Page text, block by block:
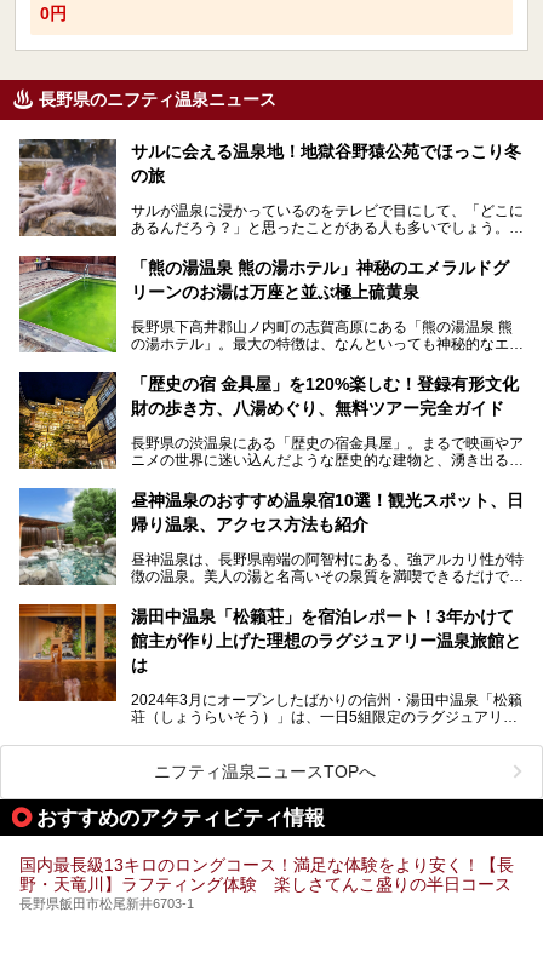
0円
長野県のニフティ温泉ニュース
サルに会える温泉地！地獄谷野猿公苑でほっこり冬
の旅
サルが温泉に浸かっているのをテレビで目にして、「どこに
あるんだろう？」と思ったことがある人も多いでしょう。
この微笑ましい光景は、長野県にある「地獄谷野猿公苑」で
見られるもので、野生のサルが雪景色の中で温泉に浸かる姿
を間近で観察できます。
本記事では、地獄谷野猿公苑の魅力や見どころ、サルと温泉
との関係性、地獄谷周辺の観光スポットについて紹介しま
ので、野生のサルを観察する貴重な自然体験と温泉をあわせ
て楽しみたい人は、ぜひ参考にしてください。
「熊の湯温泉 熊の湯ホテル」神秘のエメラルドグ
リーンのお湯は万座と並ぶ極上硫黄泉
長野県下高井郡山ノ内町の志賀高原にある「熊の湯温泉 熊
の湯ホテル」。最大の特徴は、なんといっても神秘的なエメ
リピートするファンも多い温泉です。冬はスキーと一緒に楽
しみたい極上の温泉を紹介します。
「歴史の宿 金具屋」を120%楽しむ！登録有形文化
財の歩き方、八湯めぐり、無料ツアー完全ガイド
長野県の渋温泉にある「歴史の宿金具屋」。まるで映画やア
ニメの世界に迷い込んだような歴史的な建物と、湧き出る温
を隅々まで楽しみたいですよね。この記事では、金具屋での
滞在を最高の思い出にするための「楽しみ方」を徹底的にご
紹介します！
昼神温泉のおすすめ温泉宿10選！観光スポット、日
帰り温泉、アクセス方法も紹介
昼神温泉は、長野県南端の阿智村にある、強アルカリ性が特
徴の温泉。美人の湯と名高いその泉質を満喫できるだけでな
昼神温泉では、朝市などの観光スポットや、信州名物のおや
きを楽しめるグルメスポットなど、観光を楽しむにはぴった
りの場所が豊富にあります。
この記事では、昼神温泉での滞在を充実させる宿泊施設や日
帰り温泉、見どころ満載の観光・グルメスポットに加え、ア
クセス方法も順に紹介します。
湯田中温泉「松籟荘」を宿泊レポート！3年かけて
館主が作り上げた理想のラグジュアリー温泉旅館と
は
2024年3月にオープンしたばかりの信州・湯田中温泉「松籟
荘（しょうらいそう）」は、一日5組限定のラグジュアリー
ライベートに楽しめる非日常感が味わえます。また宿泊者は
道向かいの「よろづや」の大浴場「桃山風呂」や共同浴場の
「湯田中大湯」も利用ができます。
極上のお湯に浸り上質なお料理に舌鼓、特別な日に泊まりた
い湯田中温泉「松籟荘」を、実際に宿泊した目線で紹介しま
ニフティ温泉ニュースTOPへ
おすすめのアクティビティ情報
国内最長級13キロのロングコース！満足な体験をより安く！【長
野・天竜川】ラフティング体験 楽しさてんこ盛りの半日コース
長野県飯田市松尾新井6703-1